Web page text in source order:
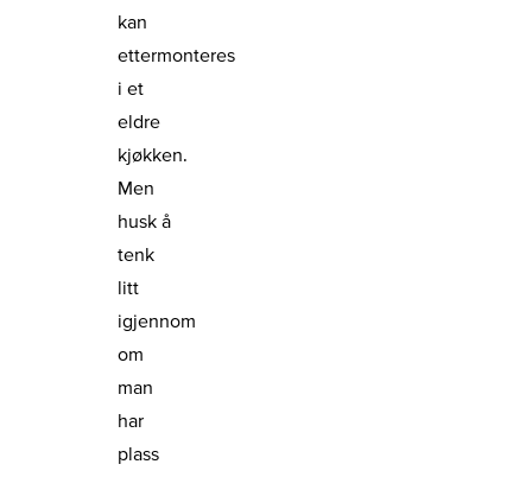
kan
ettermonteres
i et
eldre
kjøkken.
Men
husk å
tenk
litt
igjennom
om
man
har
plass